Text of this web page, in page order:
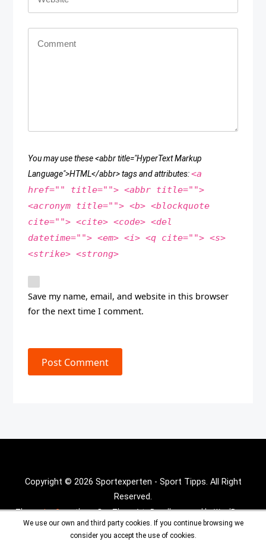
You may use these <abbr title="HyperText Markup
Language">HTML</abbr> tags and attributes:<a
href="" title=""> <abbr title="">
<acronym title=""> <b> <blockquote
cite=""> <cite> <code> <del
datetime=""> <em> <i> <q cite=""> <s>
<strike> <strong>
Save my name, email, and website in this browser
for the next time I comment.
Post Comment
Copyright © 2026 Sportexperten - Sport Tipps. All Right
Reserved.
Theme :Inx Gametheme By aThemeArt - Proudly powered by WordPress.
We use our own and third party cookies. If you continue browsing we
consider you accept the use of cookies.